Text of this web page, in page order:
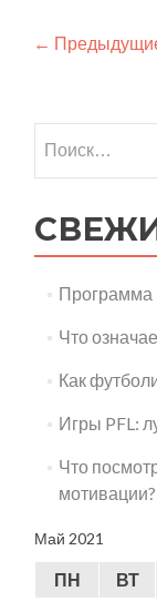
←
Программа
Что
Как
Игры PFL:
Что
мотивации?
Май 2021
ПН ВТ